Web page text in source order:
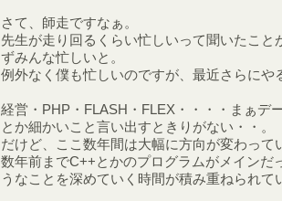
さて、師走ですなぁ。
先生が走り回るくらい忙しいって聞いたこと
ずみんな忙しいと。
例外なく僕も忙しいのですが、最近さらにや
経営・PHP・FLASH・FLEX・・・・まぁデ
とか細かいこと言い出すときりがない・・。
だけど、ここ数年間は大幅に方向が変わって
数年前までC++とかのプログラムがメインだ
うなことを深めていく時間が積み重ねられて